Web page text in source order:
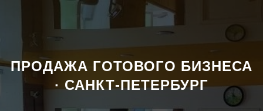
ПРОДАЖА ГОТОВОГО БИЗНЕСА
· САНКТ-ПЕТЕРБУРГ